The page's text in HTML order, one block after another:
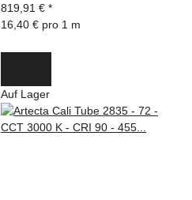
819,91 € *
16,40 € pro 1 m
Auf Lager